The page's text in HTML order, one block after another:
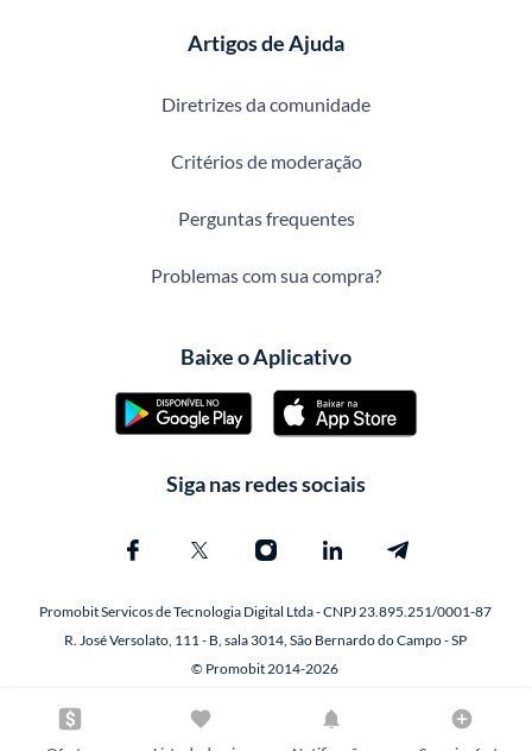
Artigos de Ajuda
Diretrizes da comunidade
Critérios de moderação
Perguntas frequentes
Problemas com sua compra?
Baixe o Aplicativo
Siga nas redes sociais
Promobit Servicos de Tecnologia Digital Ltda - CNPJ 23.895.251/0001-87
R. José Versolato, 111 - B, sala 3014, São Bernardo do Campo - SP
© Promobit 2014-2026